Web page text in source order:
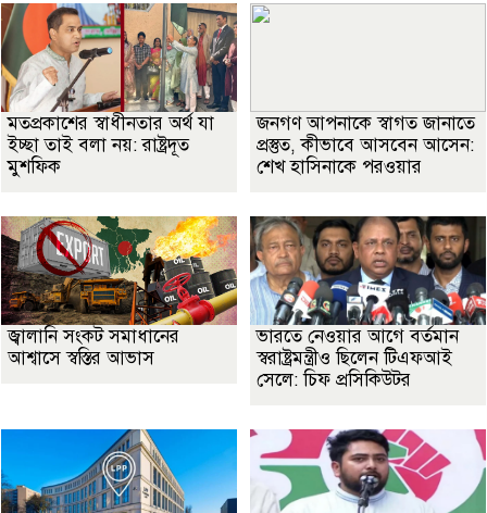
মতপ্রকাশের স্বাধীনতার অর্থ যা
ইচ্ছা তাই বলা নয়: রাষ্ট্রদূত
মুশফিক
জনগণ আপনাকে স্বাগত জানাতে
প্রস্তুত, কীভাবে আসবেন আসেন:
শেখ হাসিনাকে পরওয়ার
জ্বালানি সংকট সমাধানের
আশ্বাসে স্বস্তির আভাস
ভারতে নেওয়ার আগে বর্তমান
স্বরাষ্ট্রমন্ত্রীও ছিলেন টিএফআই
সেলে: চিফ প্রসিকিউটর